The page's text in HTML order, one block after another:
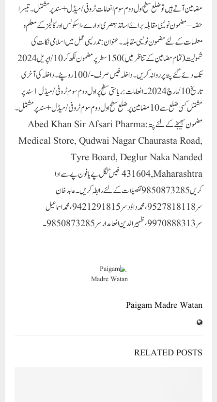
مضامین آتے ہیں تو ضلع سطح اول دوم سوم انعامات ٹروفی/میڈل+سند پر مشتمل۔تیسرا
حصّہ – مضمون نویسی مقابلہ برائے اساتذہعصری ادارے، اسکولس اور کالجز کے معلم و
معلمات کے لئے مضمون نویسی مقابلہ۔عنوان: تدریسی عمل میں اسلامی نکات کی
شمولیت (تمام مضامین کے تناظر میں)150 سطر پر مضمون لکھ کر 10 / اپریل 2024
تک دئے گئے پتہ پر روانہ کریں۔داخلہ فیس صرف-/100 روپئے۔ داخلہ کی آخری
تاریخ 10 / مارچ 2024۔انعامات: ریاستی سطح پر اول دوم سوم ٹروفی/میڈل+سند پر
مشتمل کسی ضلع سے 10 مضامین پر ضلع سطح اول دوم سوم ٹروفی/میڈل+سند پر مشتمل۔
مضمون بھیجنے کے لئے پتہ:Abed Khan Sir Afsari Pharma
Medical Store, Qudwai Nagar Chaurasta Road,
Tyre Board, Deglur Naka Nanded
431604,Maharashtra فیس گگل پے یا فون پے سے ادا
کریں 9850873285 تفصیلات کے لئے رابطہ کریں۔عابد خان
سر 9527818118، محمد داؤد سر 9421291815، محمد اسماعیل
سر 9970888313، ظہیرالدین انعامدار سر 9850873285۔
Paigam Madre Watan
RELATED POSTS